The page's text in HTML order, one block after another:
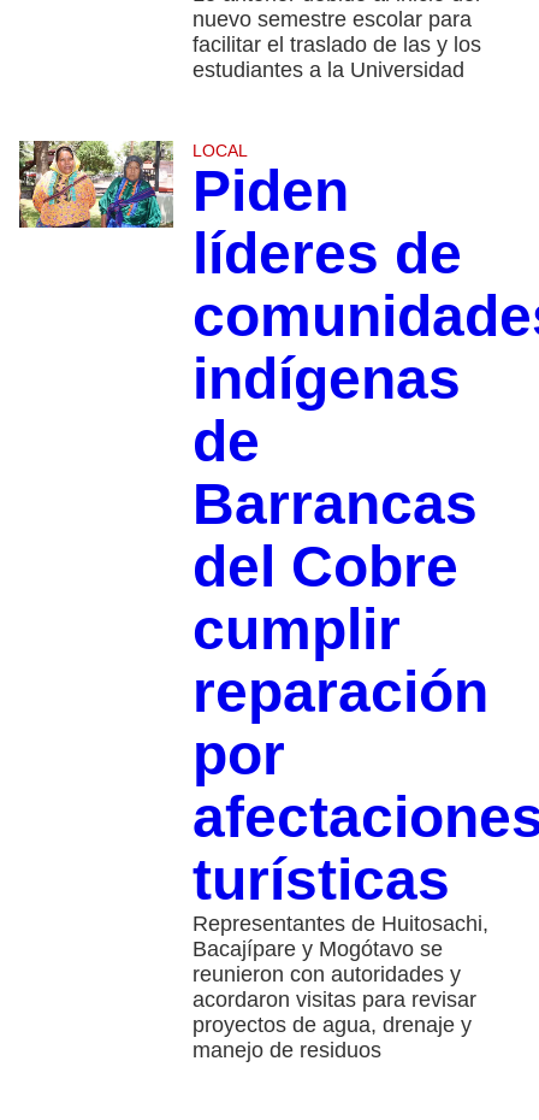
nuevo semestre escolar para
facilitar el traslado de las y los
estudiantes a la Universidad
LOCAL
Piden
líderes de
indígenas
de
Barrancas
del Cobre
cumplir
reparación
por
turísticas
Representantes de Huitosachi,
Bacajípare y Mogótavo se
reunieron con autoridades y
acordaron visitas para revisar
proyectos de agua, drenaje y
manejo de residuos